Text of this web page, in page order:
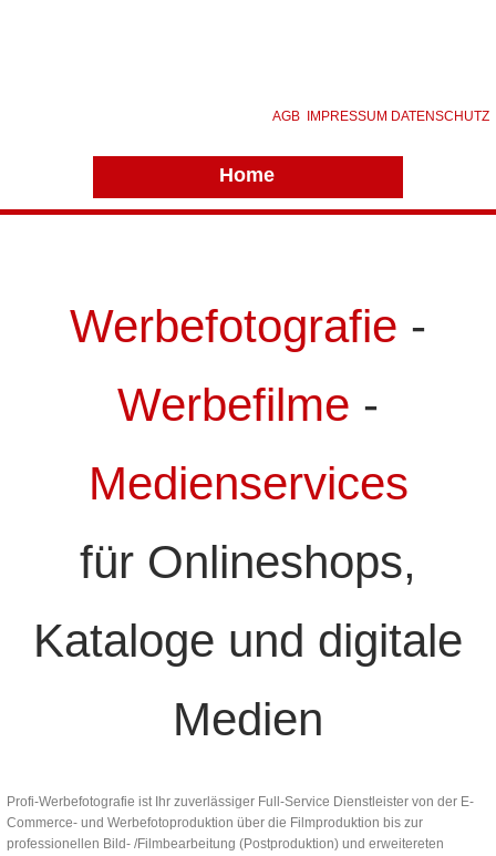
AGB IMPRESSUM DATENSCHUTZ
Home
Werbefotografie -
Werbefilme -
Medienservices
für Onlineshops,
Kataloge und digitale
Medien
Profi-Werbefotografie ist Ihr zuverlässiger Full-Service Dienstleister von der E-
Commerce- und Werbefotoproduktion über die Filmproduktion bis zur
professionellen Bild- /Filmbearbeitung (Postproduktion) und erweitereten